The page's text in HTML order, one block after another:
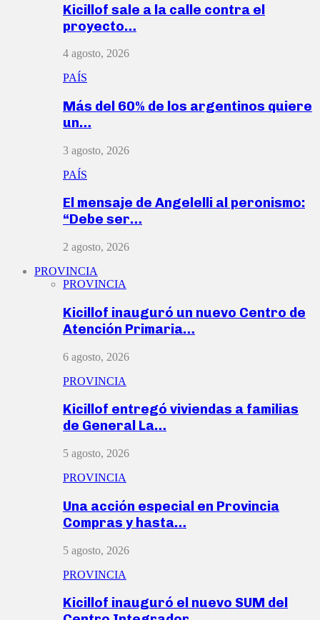
Kicillof sale a la calle contra el
proyecto…
4 agosto, 2026
PAÍS
Más del 60% de los argentinos quiere
un…
3 agosto, 2026
PAÍS
El mensaje de Angelelli al peronismo:
“Debe ser…
2 agosto, 2026
PROVINCIA
PROVINCIA
Kicillof inauguró un nuevo Centro de
Atención Primaria…
6 agosto, 2026
PROVINCIA
Kicillof entregó viviendas a familias
de General La…
5 agosto, 2026
PROVINCIA
Una acción especial en Provincia
Compras y hasta…
5 agosto, 2026
PROVINCIA
Kicillof inauguró el nuevo SUM del